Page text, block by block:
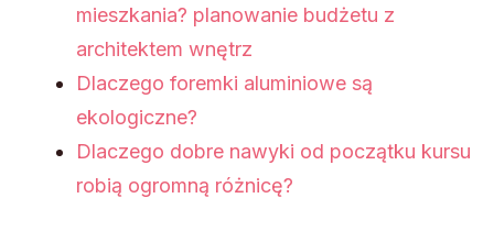
mieszkania? planowanie budżetu z
architektem wnętrz
Dlaczego foremki aluminiowe są
ekologiczne?
Dlaczego dobre nawyki od początku kursu
robią ogromną różnicę?